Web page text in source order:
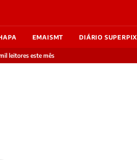
EMAISMT DIÁRIO SUPERPIX
leitores este mês